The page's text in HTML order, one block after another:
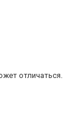
отличаться.